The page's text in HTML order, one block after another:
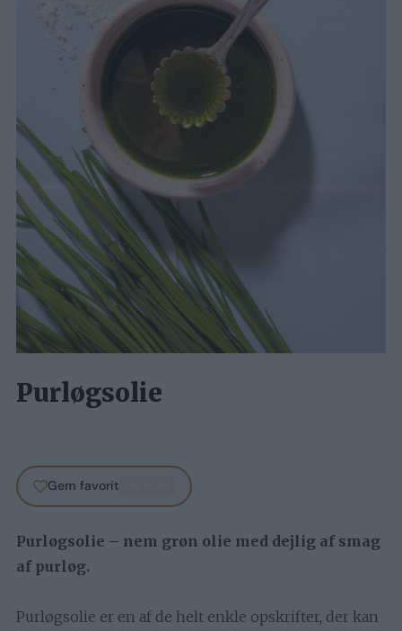
Purløgsolie
Gem favorit
Purløgsolie – nem grøn olie med dejlig af smag
af purløg.
Purløgsolie er en af de helt enkle opskrifter, der kan